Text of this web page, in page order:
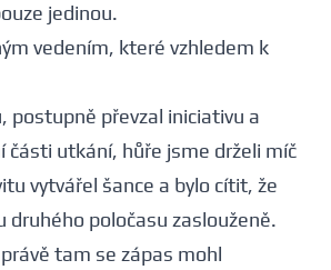
jedinou.
vedením, které vzhledem k
postupně převzal iniciativu a
části utkání, hůře jsme drželi míč
vytvářel šance a bylo cítit, že
druhého poločasu zaslouženě.
tam se zápas mohl